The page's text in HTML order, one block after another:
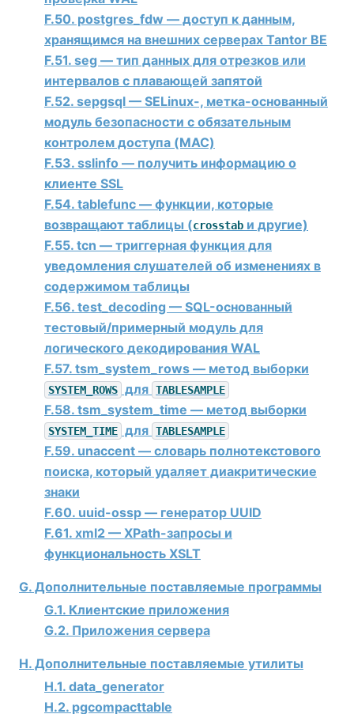
F.50. postgres_fdw — доступ к данным,
хранящимся на внешних серверах Tantor BE
F.51. seg — тип данных для отрезков или
интервалов с плавающей запятой
F.52. sepgsql — SELinux-, метка-основанный
модуль безопасности с обязательным
контролем доступа (MAC)
F.53. sslinfo — получить информацию о
клиенте SSL
F.54. tablefunc — функции, которые
возвращают таблицы (crosstab и другие)
F.55. tcn — триггерная функция для
уведомления слушателей об изменениях в
содержимом таблицы
F.56. test_decoding — SQL-основанный
тестовый/примерный модуль для
логического декодирования WAL
F.57. tsm_system_rows — метод выборки
SYSTEM_ROWS для TABLESAMPLE
F.58. tsm_system_time — метод выборки
SYSTEM_TIME для TABLESAMPLE
F.59. unaccent — словарь полнотекстового
поиска, который удаляет диакритические
знаки
F.60. uuid-ossp — генератор UUID
F.61. xml2 — XPath-запросы и
функциональность XSLT
G. Дополнительные поставляемые программы
G.1. Клиентские приложения
G.2. Приложения сервера
H. Дополнительные поставляемые утилиты
H.1. data_generator
H.2. pgcompacttable